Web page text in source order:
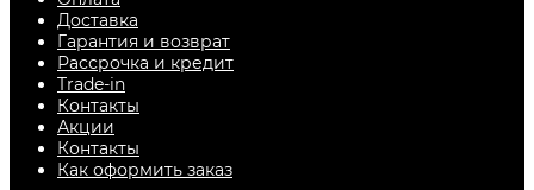
Доставка
Гарантия и возврат
Рассрочка и кредит
Trade-in
Контакты
Акции
Контакты
Как оформить заказ